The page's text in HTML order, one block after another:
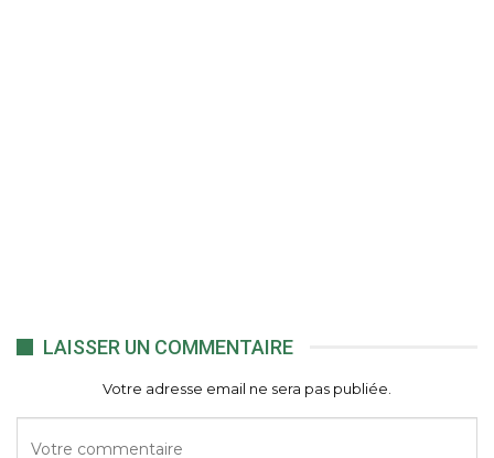
LAISSER UN COMMENTAIRE
Votre adresse email ne sera pas publiée.